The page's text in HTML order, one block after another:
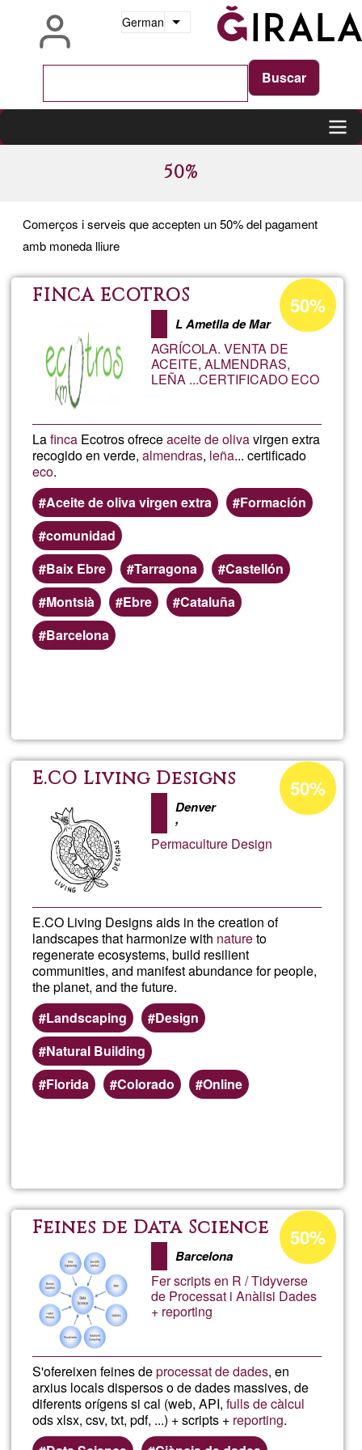
German Weitere Aktionen auflisten
50%
Comerços i serveis que accepten un 50% del pagament
amb moneda lliure
FINCA ECOTROS
L Ametlla de Mar
AGRÍCOLA. VENTA DE
ACEITE, ALMENDRAS,
LEÑA ...CERTIFICADO ECO
Lafinca Ecotros ofreceaceite de olivavirgen extra
recogido en verde,almendras, leña... certificado
eco.
Aceite de oliva virgen extra
Formación
comunidad
Baix Ebre
Tarragona
Castellón
Montsià
Ebre
Cataluña
Barcelona
Prozentuale
Annahme
Ğ1
50%
E.CO Living Designs
Denver
,
Permaculture Design
E.CO Living Designs aids in the creation of
landscapes that harmonize with natureto
regenerate ecosystems, build resilient
communities, and manifest abundance for people,
the planet, and the future.
Landscaping
Design
Natural Building
Florida
Colorado Online
Prozentuale
Annahme
50%
Feines de Data Science
Barcelona
Fer scripts en R / Tidyverse
de Processat i Anàlisi Dades
+ reporting
S'ofereixen feines deprocessat de dades, en
arxius locals dispersos o de dades massives, de
diferents orígens si cal (web, API,fulls de càlcul
ods xlsx, csv, txt, pdf, ...) + scripts + reporting.
Prozentuale
Annahme
Ğ1
50%